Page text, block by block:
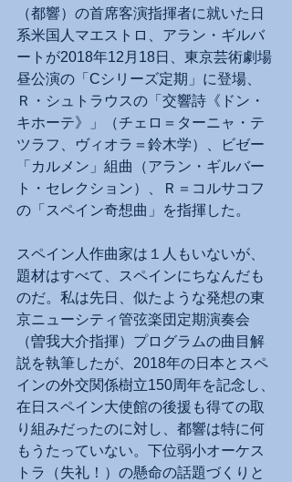
（都響）の首席客演指揮者に就いた日
系米国人マエストロ、アラン・ギルバ
ートが2018年12月18日、東京芸術劇場
昼公演の「Cシリーズ定期」に登場、
Ｒ・シュトラウスの「交響詩《ドン・
キホーテ》」（チェロ＝ターニャ・テ
ツラフ、ヴィオラ＝鈴木学）、ビゼー
「カルメン」組曲（アラン・ギルバー
ト・セレクション）、Ｒ＝コルサコフ
の「スペイン奇想曲」を指揮した。
スペイン人作曲家は１人もいないが、
題材はすべて、スペインにちなんだも
のだ。私は先日、似たような発想の東
京ニューシティ管弦楽団定期演奏会
（曽我大介指揮）プログラムの曲目解
説を執筆したが、2018年の日本とスペ
インの外交関係樹立150周年を記念し、
在日スペイン大使館の後援も得ての取
り組みだったのに対し、都響は特に何
もうたっていない。下位弱小オーケス
トラ（失礼！）の懸命の話題づくりと